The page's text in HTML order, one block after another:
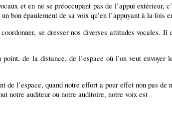
et en ne se préoccupant pas de l’appui
bon épaulement de sa voix qu’en l’appuyant à la fois
se dresser nos diverses attitudes vocales.
de la distance, de l’espace où l’on veut
de l’espace, quand notre effort a pour effet non pas
notre auditeur ou notre auditoire, notre voix est